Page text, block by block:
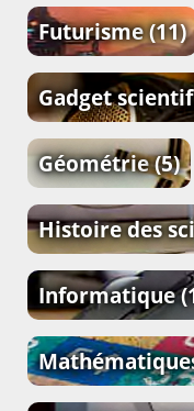
Futurisme(11)
Gadget
Géométrie(5)
Histoire des
Informatique